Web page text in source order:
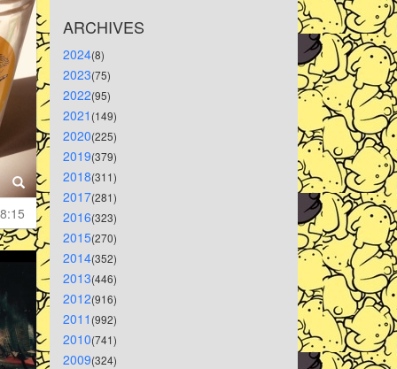
ARCHIVES
2024(8)
2023(75)
2022(95)
2021 (149)
2020(225)
2019(379)
2018(311)
2017(281)
2016(323)
2015(270)
2014(352)
2013(446)
2012(916)
2011 (992)
2010(741)
2009(324)